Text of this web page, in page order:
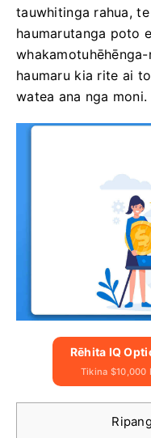
tauwhitinga rahua,
haumarutanga poto
haumaru kia rite ai
watea ana nga moni.
Rēhita IQ
Tikina $10,000